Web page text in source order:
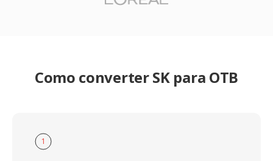
Como converter SK para OTB
1